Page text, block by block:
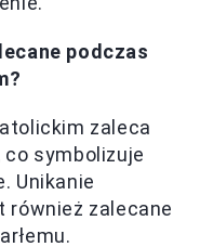
podczas
zaleca
co symbolizuje
Unikanie
również zalecane